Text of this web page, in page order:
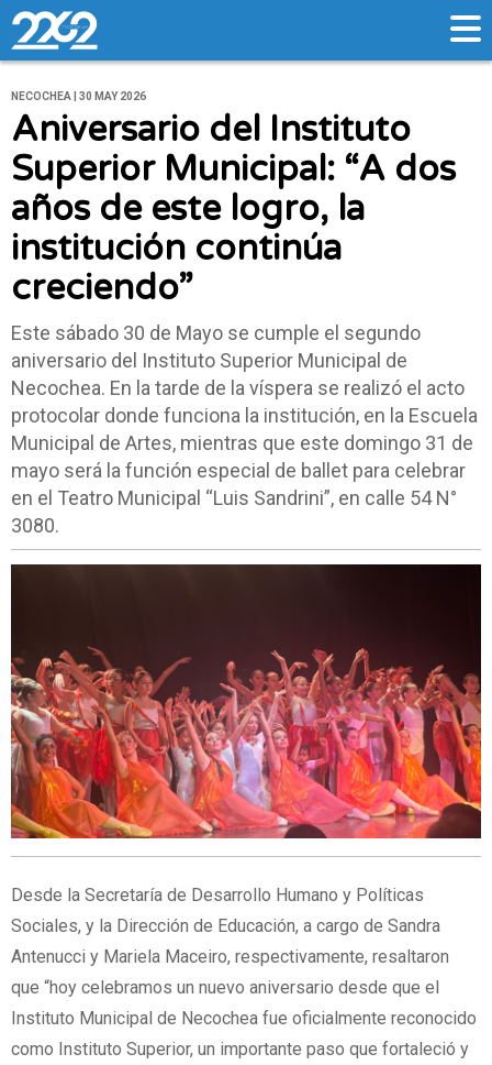
NECOCHEA | 30 MAY 2026
Aniversario del Instituto
Superior Municipal: “A dos
años de este logro, la
institución continúa
creciendo”
Este sábado 30 de Mayo se cumple el segundo
aniversario del Instituto Superior Municipal de
Necochea. En la tarde de la víspera se realizó el acto
protocolar donde funciona la institución, en la Escuela
Municipal de Artes, mientras que este domingo 31 de
mayo será la función especial de ballet para celebrar
en el Teatro Municipal “Luis Sandrini”, en calle 54 N°
3080.
Desde la Secretaría de Desarrollo Humano y Políticas
Sociales, y la Dirección de Educación, a cargo de Sandra
Antenucci y Mariela Maceiro, respectivamente, resaltaron
que “hoy celebramos un nuevo aniversario desde que el
Instituto Municipal de Necochea fue oficialmente reconocido
como Instituto Superior, un importante paso que fortaleció y